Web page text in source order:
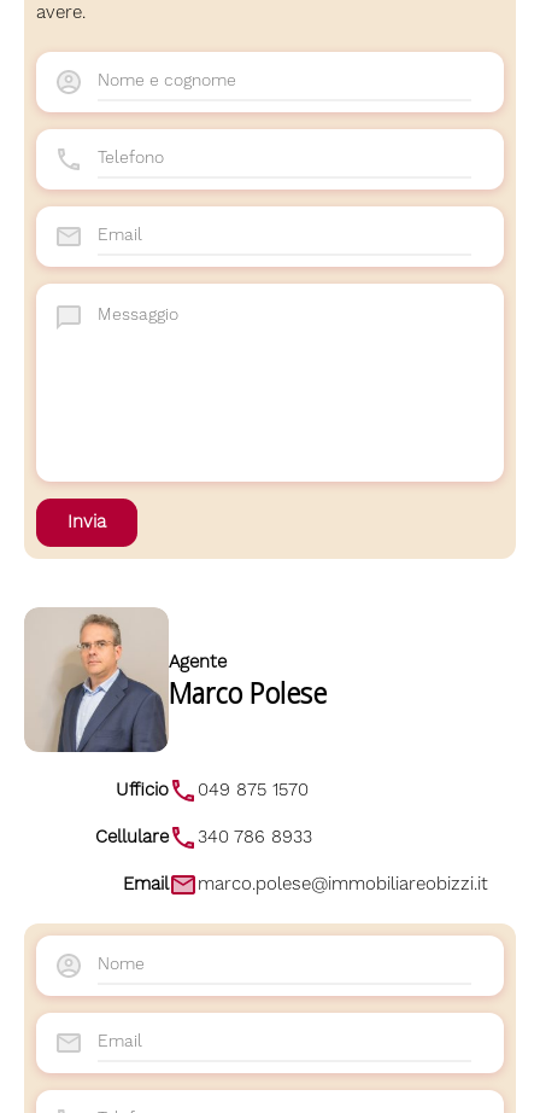
avere.
Agente
Marco Polese
Ufficio 049 875 1570
Cellulare 340 786 8933
Email marco.polese@immobiliareobizzi.it